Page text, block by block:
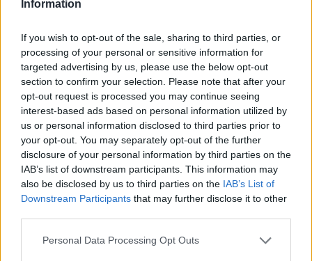
Information
If you wish to opt-out of the sale, sharing to third parties, or
processing of your personal or sensitive information for
targeted advertising by us, please use the below opt-out
section to confirm your selection. Please note that after your
opt-out request is processed you may continue seeing
interest-based ads based on personal information utilized by
us or personal information disclosed to third parties prior to
your opt-out. You may separately opt-out of the further
disclosure of your personal information by third parties on the
IAB’s list of downstream participants. This information may
also be disclosed by us to third parties on the IAB’s List of
Downstream Participants that may further disclose it to other
Personal Data Processing Opt Outs
Imre Hilda
Oktatás és nevelés területén dolgozom, de minden
szabadidőmben írok. Szeretek belesni a hétköznapok függönye
mögé és közben keresem az embert, a nőt a jól legyártott álarcok
mögött. Néha meséket is írok, de gyakrabban novellákat,
cikkeket és apró vicces történeteket.